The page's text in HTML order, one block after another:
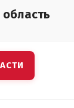
область